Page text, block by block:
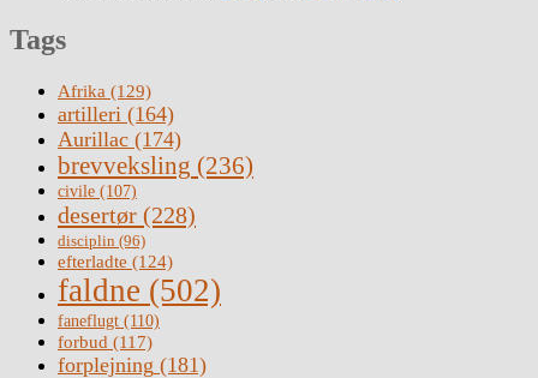
Tags
Afrika (129)
artilleri (164)
Aurillac (174)
brevveksling (236)
civile (107)
desertør (228)
disciplin (96)
efterladte (124)
faldne (502)
faneflugt (110)
forbud (117)
forplejning (181)